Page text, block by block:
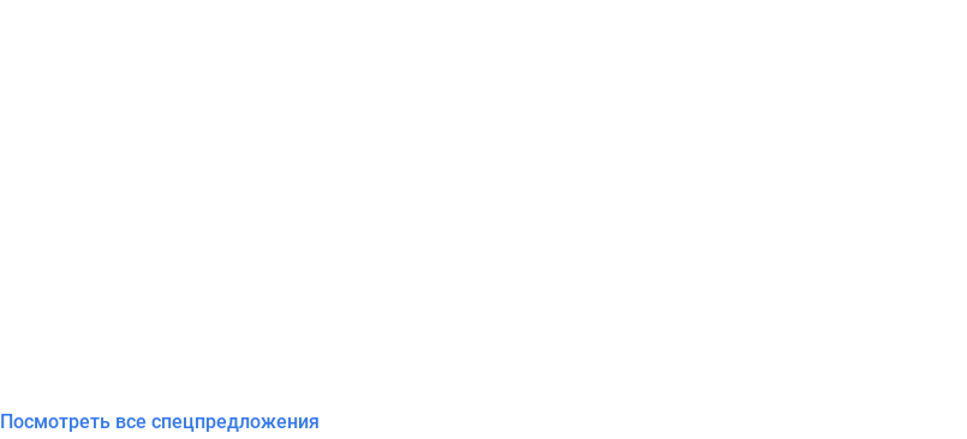
Посмотреть все спецпредложения